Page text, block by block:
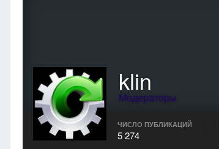
klin
Модераторы
ЧИСЛО ПУБЛИКАЦИЙ
5 274